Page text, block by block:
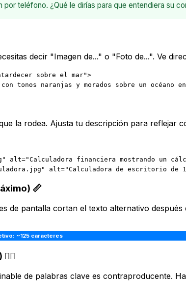
teléfono. ¿Qué le dirías para que entendiera su
decir "Imagen de..." o "Foto de...". Ve
sobre el mar">
tonos naranjas y morados sobre un océano
la rodea. Ajusta tu descripción para reflejar
alt="Calculadora financiera mostrando un
alt="Calculadora de escritorio de
📏
de pantalla cortan el texto alternativo
~125 caracteres
de palabras clave es contraproducente.